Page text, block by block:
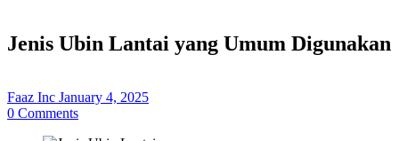
Jenis Ubin Lantai yang Umum Digunakan
Faaz Inc January 4, 2025
0 Comments